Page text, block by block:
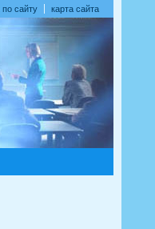
по сайту карта сайта